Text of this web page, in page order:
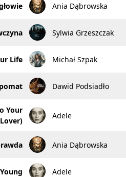
Ania Dąbrowska
Sylwia Grzeszczak
Life Michał Szpak
Dawid Podsiadło
Your
Adele
Ania Dąbrowska
Adele